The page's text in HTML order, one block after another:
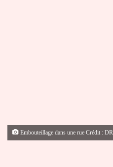
Embouteillage dans une rue Crédit : DR